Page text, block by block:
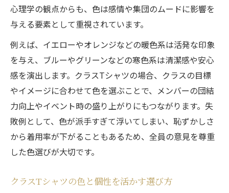
心理学の観点からも、色は感情や集団のムードに影響を
与える要素として重視されています。
例えば、イエローやオレンジなどの暖色系は活発な印象
を与え、ブルーやグリーンなどの寒色系は清潔感や安心
感を演出します。クラスTシャツの場合、クラスの目標
やイメージに合わせて色を選ぶことで、メンバーの団結
力向上やイベント時の盛り上がりにもつながります。失
敗例として、色が派手すぎて浮いてしまい、恥ずかしさ
から着用率が下がることもあるため、全員の意見を尊重
した色選びが大切です。
クラスTシャツの色と個性を活かす選び方